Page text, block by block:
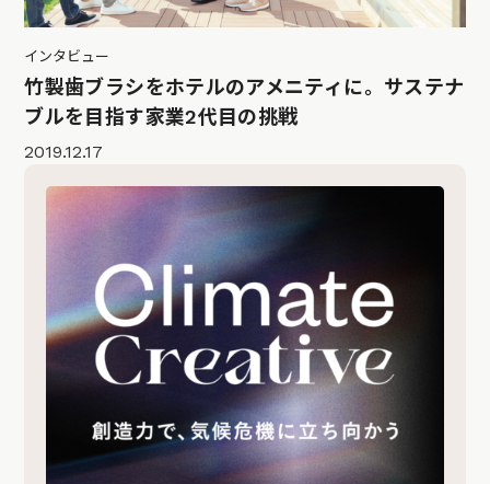
インタビュー
竹製歯ブラシをホテルのアメニティに。サステナ
ブルを目指す家業2代目の挑戦
2019.12.17